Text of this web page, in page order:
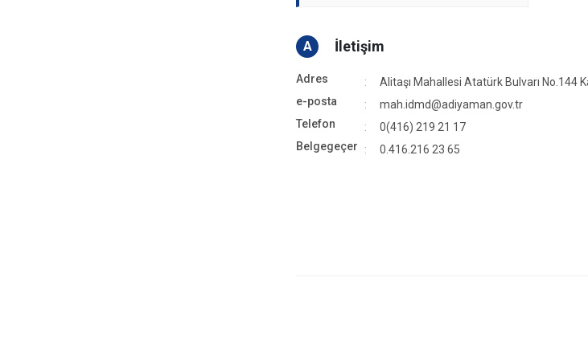
A İletişim
Adres
Alitaşı Mahallesi Atatürk Bulvarı No.144
e-posta
mah.idmd@adiyaman.gov.tr
Telefon
0(416) 219 21 17
Belgegeçer
0.416.216 23 65